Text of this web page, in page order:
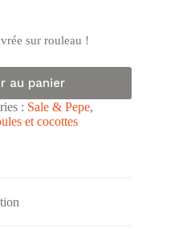
sur rouleau !
au panier
: Sale & Pepe,
et cocottes